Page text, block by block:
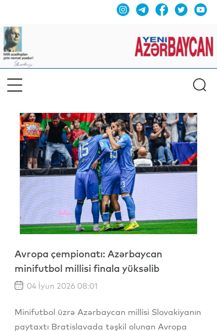
Avropa çempionatı: Azərbaycan
minifutbol millisi finala yüksəlib
04 İyun 2026 08:01
Minifutbol üzrə Azərbaycan millisi Slovakiyanın
paytaxtı Bratislavada təşkil olunan Avropa